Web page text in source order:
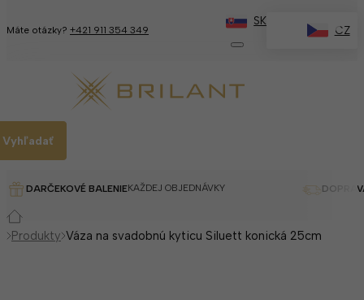
Máte otázky? +421 911 354 349
SK
CZ
Vyhľadať
DARČEKOVÉ BALENIEKAŽDEJ OBJEDNÁVKY
Produkty Váza na svadobnú kyticu Siluett konická 25cm
✕